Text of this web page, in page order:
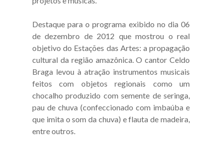
Destaque para o programa exibido no dia 06
de dezembro de 2012 que mostrou o real
objetivo do Estações das Artes: a propagação
cultural da região amazônica. O cantor Celdo
Braga levou à atração instrumentos musicais
feitos com objetos regionais como um
chocalho produzido com semente de seringa,
pau de chuva (confeccionado com imbaúba e
que imita o som da chuva) e flauta de madeira,
entre outros.